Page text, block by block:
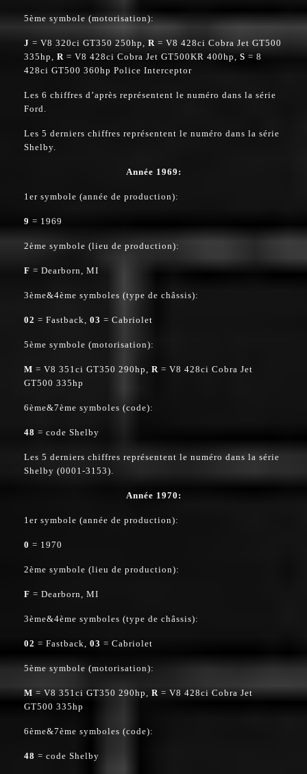
5ème symbole (motorisation):
J = V8 320ci GT350 250hp, R = V8 428ci Cobra Jet GT500
335hp, R = V8 428ci Cobra Jet GT500KR 400hp, S = 8
428ci GT500 360hp Police Interceptor
Les 6 chiffres d’après représentent le numéro dans la série
Ford.
Les 5 derniers chiffres représentent le numéro dans la série
Shelby.
Année 1969:
1er symbole (année de production):
9 = 1969
2ème symbole (lieu de production):
F = Dearborn, MI
3ème&4ème symboles (type de châssis):
02 = Fastback, 03 = Cabriolet
5ème symbole (motorisation):
M = V8 351ci GT350 290hp, R = V8 428ci Cobra Jet
GT500 335hp
6ème&7ème symboles (code):
48 = code Shelby
Les 5 derniers chiffres représentent le numéro dans la série
Shelby (0001-3153).
Année 1970:
1er symbole (année de production):
0 = 1970
2ème symbole (lieu de production):
F = Dearborn, MI
3ème&4ème symboles (type de châssis):
02 = Fastback, 03 = Cabriolet
5ème symbole (motorisation):
M = V8 351ci GT350 290hp, R = V8 428ci Cobra Jet
GT500 335hp
6ème&7ème symboles (code):
48 = code Shelby